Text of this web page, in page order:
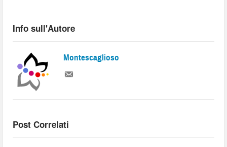
Info sull'Autore
Montescaglioso
Post Correlati